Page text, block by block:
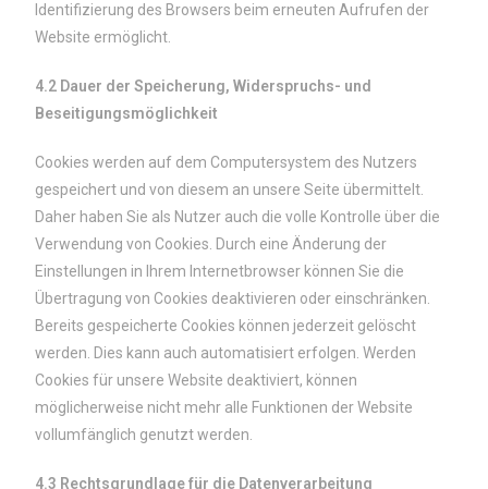
Identifizierung des Browsers beim erneuten Aufrufen der
Website ermöglicht.
4.2 Dauer der Speicherung, Widerspruchs- und
Beseitigungsmöglichkeit
Cookies werden auf dem Computersystem des Nutzers
gespeichert und von diesem an unsere Seite übermittelt.
Daher haben Sie als Nutzer auch die volle Kontrolle über die
Verwendung von Cookies. Durch eine Änderung der
Einstellungen in Ihrem Internetbrowser können Sie die
Übertragung von Cookies deaktivieren oder einschränken.
Bereits gespeicherte Cookies können jederzeit gelöscht
werden. Dies kann auch automatisiert erfolgen. Werden
Cookies für unsere Website deaktiviert, können
möglicherweise nicht mehr alle Funktionen der Website
vollumfänglich genutzt werden.
4.3 Rechtsgrundlage für die Datenverarbeitung